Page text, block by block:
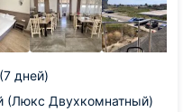
дней)
(Люкс Двухкомнатный)